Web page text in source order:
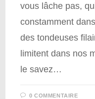
vous lâche pas,
constamment
des tondeuses
limitent dans nos
le savez…
0 COMMENTAIRE